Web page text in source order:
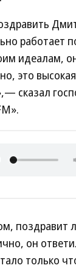
работает
идеалам,
это
сказал
поздравит
он
только